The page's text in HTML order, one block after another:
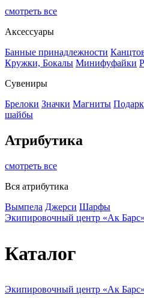
смотреть все
Аксессуары
Банные принадлежности
Кружки, Бокалы Минифуфайки
Сувениры
Брелоки Значки Магниты
шайбы
Атрибутика
смотреть все
Вся атрибутика
Вымпела Джерси Шарфы
Экипировочный центр «Ак Барс»
Каталог
Экипировочный центр «Ак Барс»